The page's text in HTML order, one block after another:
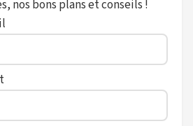
nos bons plans et conseils !